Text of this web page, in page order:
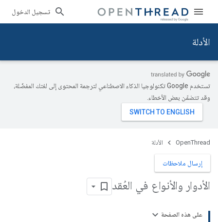
تسجيل الدخول
الأدلة
تستخدم Google تكنولوجيا الذكاء الاصطناعي لترجمة المحتوى إلى لغتك المفضّلة،
وقد تتضمّن بعض الأخطاء.
OpenThread الأدلة
إرسال ملاحظات
الأدوار والأنواع في العُقد
على هذه الصفحة